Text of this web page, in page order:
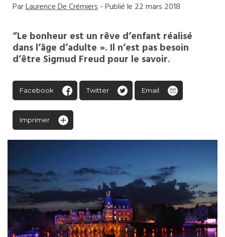
ParLaurence De Crémiers- Publié le 22 mars 2018
“Le bonheur est un rêve d’enfant réalisé
dans l’âge d’adulte ». Il n’est pas besoin
d’être Sigmud Freud pour le savoir.
Facebook Twitter Email
Imprimer